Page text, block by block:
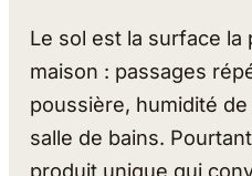
Le sol est la surface la
maison : passages
poussière, humidité
salle de bains.
produit unique qui